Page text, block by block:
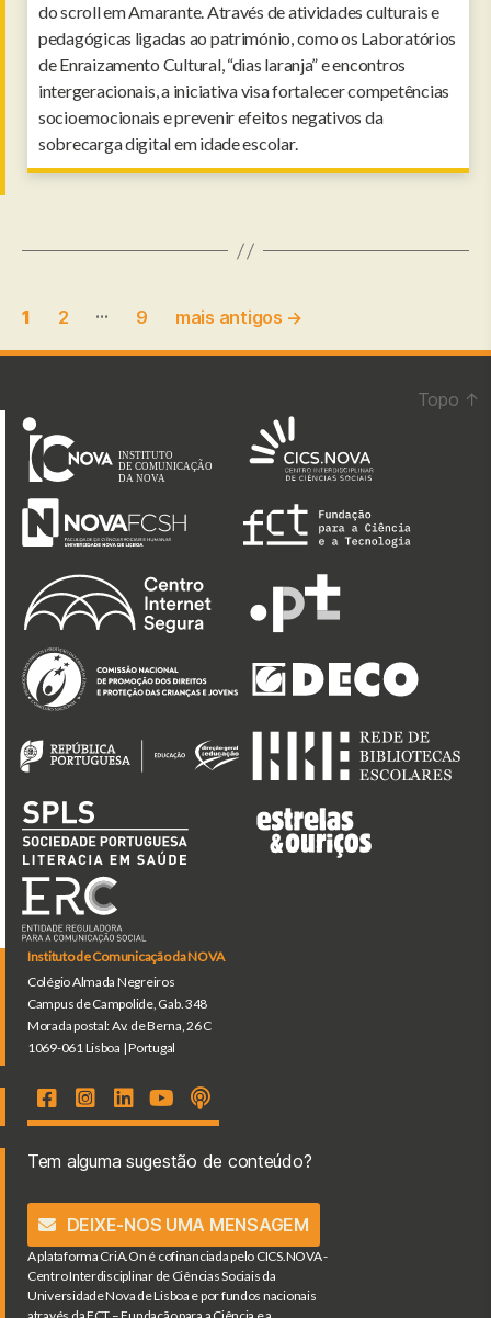
do scroll em Amarante. Através de atividades culturais e
pedagógicas ligadas ao património, como os Laboratórios
de Enraizamento Cultural, “dias laranja” e encontros
intergeracionais, a iniciativa visa fortalecer competências
socioemocionais e prevenir efeitos negativos da
sobrecarga digital em idade escolar.
Paginação
dos
1 2 … 9 mais antigos →
Topo ↑
Instituto de Comunicação da NOVA
Colégio Almada Negreiros
Campus de Campolide, Gab. 348
Morada postal: Av. de Berna, 26 C
1069-061 Lisboa | Portugal
Tem alguma sugestão de conteúdo?
DEIXE-NOS UMA MENSAGEM
A plataforma CriA.On é cofinanciada pelo CICS.NOVA -
Centro Interdisciplinar de Ciências Sociais da
Universidade Nova de Lisboa e por fundos nacionais